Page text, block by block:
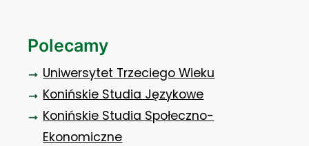
Polecamy
Uniwersytet Trzeciego Wieku
Konińskie Studia Językowe
Konińskie Studia Społeczno-
Ekonomiczne